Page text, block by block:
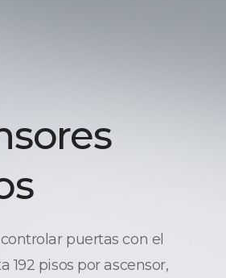
puertas con el
192 pisos por ascensor,